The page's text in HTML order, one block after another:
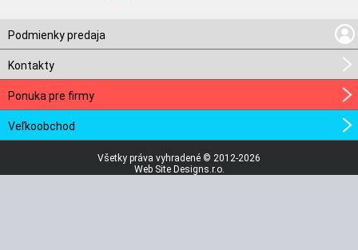
Podmienky predaja
Kontakty
Ponuka pre firmy
Veľkoobchod
Všetky práva vyhradené © 2012-2026
Web Site Designs.r.o.